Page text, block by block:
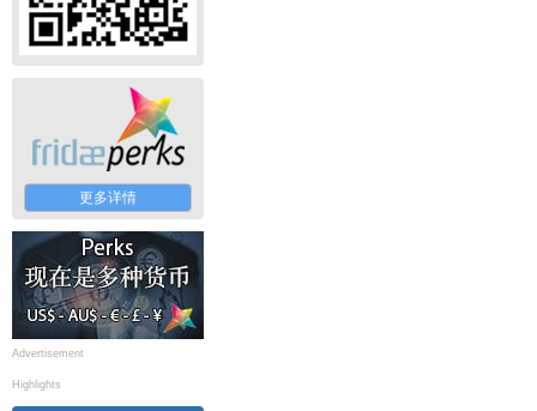
更多详情
Advertisement
Highlights